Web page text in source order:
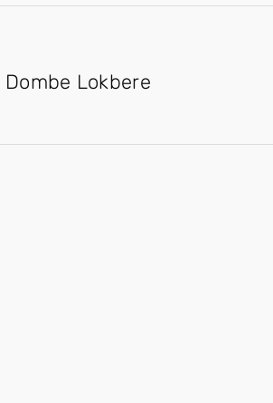
Dombe Lokbere